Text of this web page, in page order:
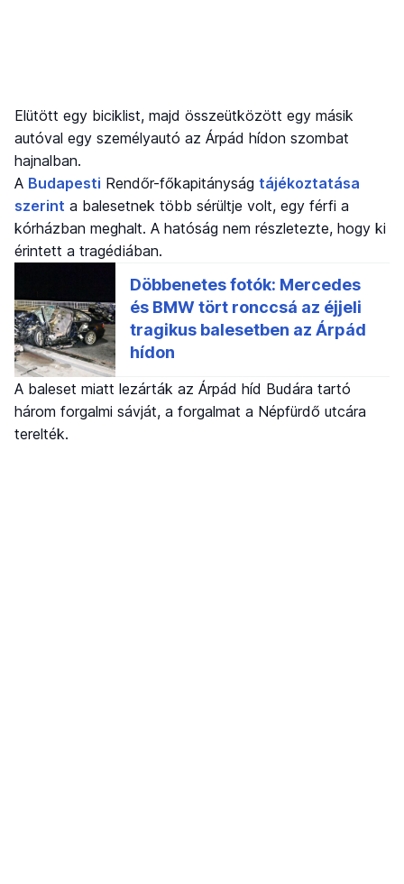
Elütött egy biciklist, majd összeütközött egy másik
autóval egy személyautó az Árpád hídon szombat
hajnalban.
A Budapesti Rendőr-főkapitányság tájékoztatása
szerint a balesetnek több sérültje volt, egy férfi a
kórházban meghalt. A hatóság nem részletezte, hogy ki
érintett a tragédiában.
A baleset miatt lezárták az Árpád híd Budára tartó
három forgalmi sávját, a forgalmat a Népfürdő utcára
terelték.